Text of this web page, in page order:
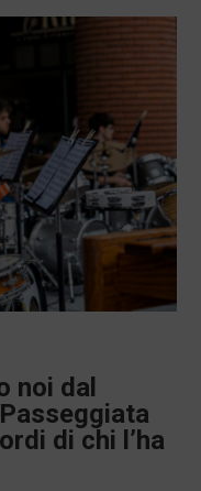
noi dal
di chi l’ha